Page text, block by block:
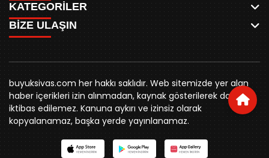
ANASAYFA
AKSU CANLI
MEYDAN CANLI
MEDRESELER CANLI
MERAKÜM CANLI
YUKARI TEKKE CANLI
KURUMSAL KİMLİK
REKLAM FİYATLARI
BİZE ULAŞIN
KÜNYE
RESMİ İLANLAR
KATEGORİLER
WHATSAPP
SPOR
SİYASET
BELEDİYE
SİVAS VALİLİĞİ
ÜNİVERSİTE
KURUMLAR
STK
YORUM
İLÇELER
BİZE ULAŞIN
0346 221 00 60
buyuksivashaber@gmail.com
Örtülüpınar Mah. İnönü Bulvarı Özkahya Apt. Kat:3 D:7
Sivas
buyuksivas.com her hakkı saklıdır. Web sitemizde yer alan
haber içerikleri izin alınmadan, kaynak gösterilerek dahi
iktibas edilemez. Kanuna aykırı ve izinsiz olarak
kopyalanamaz, başka yerde yayınlanamaz.